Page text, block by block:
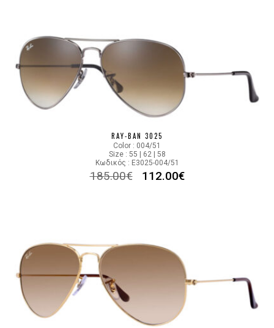
RAY-BAN 3025
Color : 004/51
Size : 55 | 62 | 58
Κωδικός : E3025-004/51
185.00€ 112.00€